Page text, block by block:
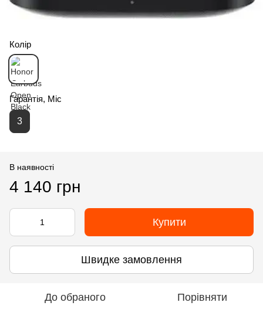
Колір
Гарантія, Міс
3
В наявності
4 140 грн
Купити
Швидке замовлення
До обраного Порівняти